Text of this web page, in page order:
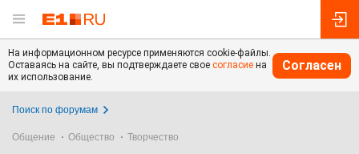
На информационном ресурсе применяются cookie-файлы.
Оставаясь на сайте, вы подтверждаете свое согласие на
их использование.
Согласен
Поиск по форумам
Общение Общество Творчество